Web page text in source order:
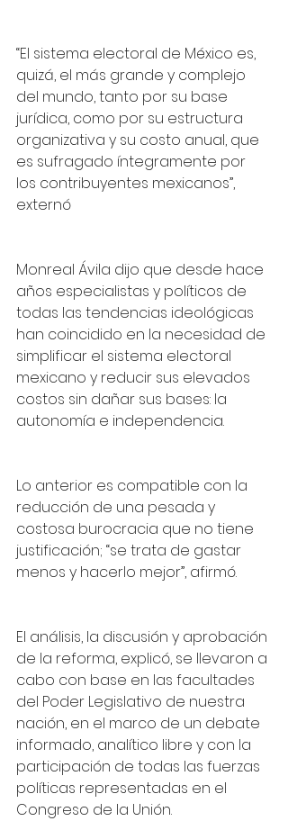
“El sistema electoral de México es,
quizá, el más grande y complejo
del mundo, tanto por su base
jurídica, como por su estructura
organizativa y su costo anual, que
es sufragado íntegramente por
los contribuyentes mexicanos”,
externó
Monreal Ávila dijo que desde hace
años especialistas y políticos de
todas las tendencias ideológicas
han coincidido en la necesidad de
simplificar el sistema electoral
mexicano y reducir sus elevados
costos sin dañar sus bases: la
autonomía e independencia.
Lo anterior es compatible con la
reducción de una pesada y
costosa burocracia que no tiene
justificación; “se trata de gastar
menos y hacerlo mejor”, afirmó.
El análisis, la discusión y aprobación
de la reforma, explicó, se llevaron a
cabo con base en las facultades
del Poder Legislativo de nuestra
nación, en el marco de un debate
informado, analítico libre y con la
participación de todas las fuerzas
políticas representadas en el
Congreso de la Unión.